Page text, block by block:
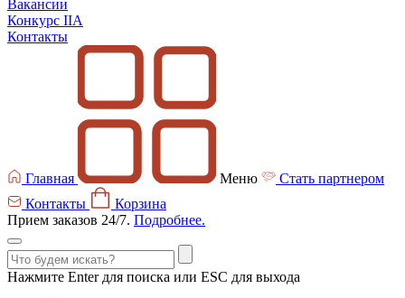
Вакансии
Конкурс IIA
Контакты
Главная Меню
Стать партнером
Контакты
Корзина
Прием заказов 24/7. Подробнее.
Нажмите Enter для поиска или ESC для выхода